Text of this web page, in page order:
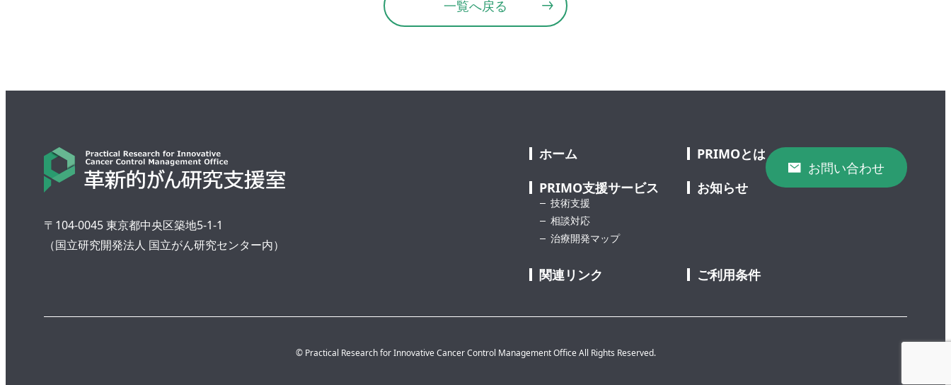
一覧へ戻る
〒104-0045 東京都中央区築地5-1-1
（国立研究開発法人 国立がん研究センター内）
ホーム
PRIMOとは
PRIMO支援サービス
技術支援
相談対応
治療開発マップ
お知らせ
関連リンク ご利用条件
お問い合わせ
© Practical Research for Innovative Cancer Control Management Office All Rights Reserved.